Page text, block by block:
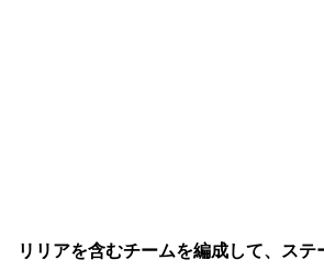
リリアを含むチームを編成して、ステ